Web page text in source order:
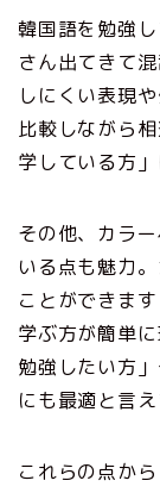
韓国語を勉強
さん出てきて
しにくい表現
比較しながら
学している方
その他、カラ
いる点も魅力
ことができま
学ぶ方が簡単
勉強したい方
にも最適と言え
これらの点か